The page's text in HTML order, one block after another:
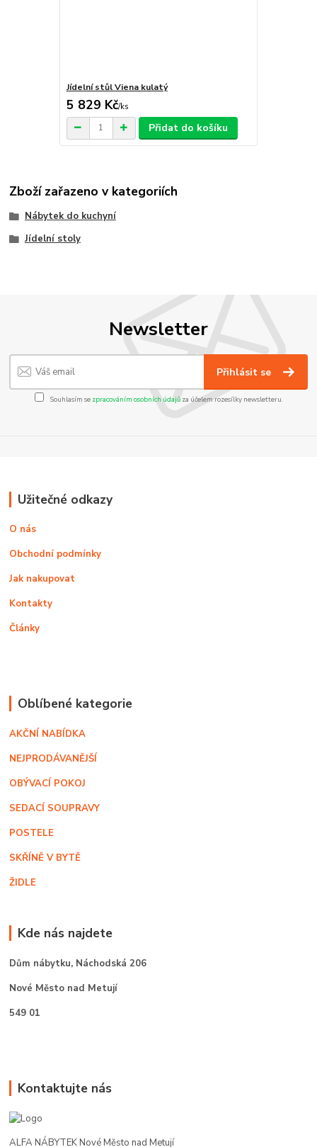
Jídelní stůl Viena kulatý
5 829 Kč/ks
Přidat do košíku
Zboží zařazeno v kategoriích
Nábytek do kuchyní
Jídelní stoly
Newsletter
Přihlásit se
Souhlasím se zpracováním osobních údajůza účelem rozesílky newsletteru.
Užitečné odkazy
O nás
Obchodní podmínky
Jak nakupovat
Kontakty
Články
Oblíbené kategorie
AKČNÍ NABÍDKA
NEJPRODÁVANĚJŠÍ
OBÝVACÍ POKOJ
SEDACÍ SOUPRAVY
POSTELE
SKŘÍNĚ V BYTĚ
ŽIDLE
Kde nás najdete
Dům nábytku, Náchodská 206
Nové Město nad Metují
549 01
Kontaktujte nás
ALFA NÁBYTEK Nové Město nad Metují